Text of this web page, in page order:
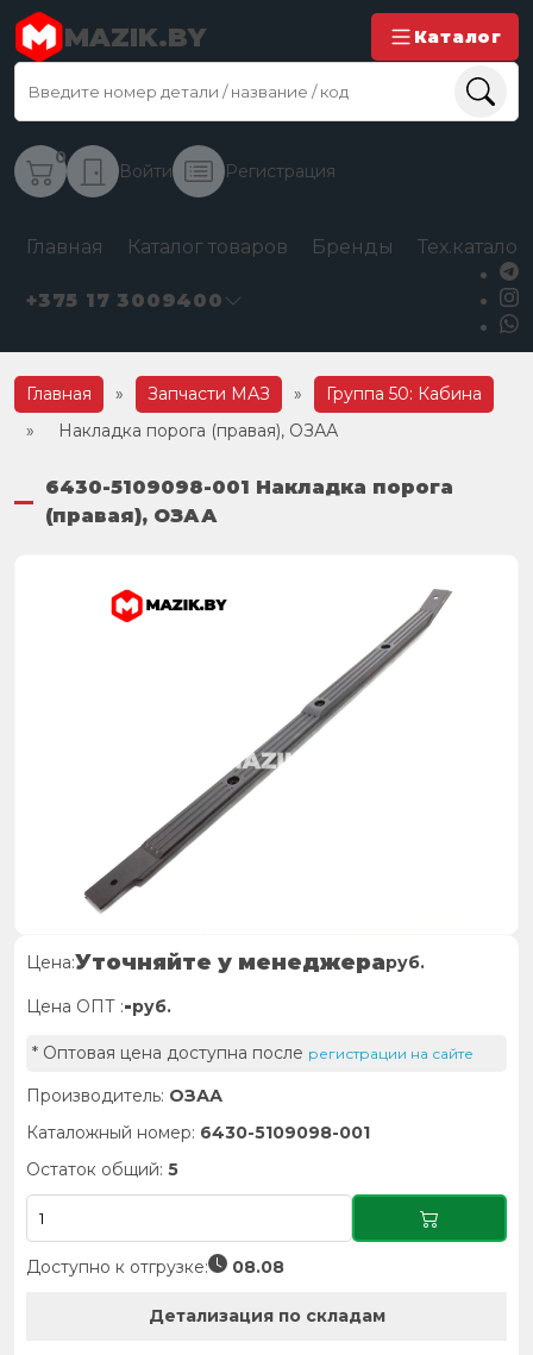
MAZIK.BY Каталог
0
Войти Регистрация
Главная Каталог товаров Бренды
+375 17 3009400
Главная » Запчасти МАЗ »
Группа 50: Кабина
»
Накладка порога (правая), ОЗАА
6430-5109098-001 Накладка порога
(правая), ОЗАА
Цена:Уточняйте у менеджераруб.
Цена ОПТ :-руб.
* Оптовая цена доступна после регистрации на сайте
Производитель: ОЗАА
Каталожный номер: 6430-5109098-001
Остаток общий: 5
Доступно к отгрузке: 08.08
Детализация по складам